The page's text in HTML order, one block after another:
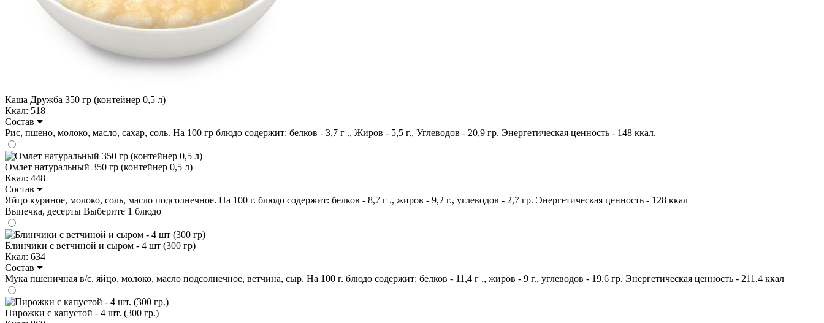
Каша Дружба 350 гр (контейнер 0,5 л)
Ккал: 518
Состав
Рис, пшено, молоко, масло, сахар, соль. На 100 гр блюдо содержит: белков - 3,7 г ., Жиров - 5,5 г., Углеводов - 20,9 гр. Энергетическая ценность - 148 ккал.
Омлет натуральный 350 гр (контейнер 0,5 л)
Ккал: 448
Состав
Яйцо куриное, молоко, соль, масло подсолнечное. На 100 г. блюдо содержит: белков - 8,7 г ., жиров - 9,2 г., углеводов - 2,7 гр. Энергетическая ценность - 128 ккал
Выпечка, десерты Выберите 1 блюдо
Блинчики с ветчиной и сыром - 4 шт (300 гр)
Ккал: 634
Состав
Мука пшеничная в/с, яйцо, молоко, масло подсолнечное, ветчина, сыр. На 100 г. блюдо содержит: белков - 11,4 г ., жиров - 9 г., углеводов - 19.6 гр. Энергетическая ценность - 211.4 ккал
Пирожки с капустой - 4 шт. (300 гр.)